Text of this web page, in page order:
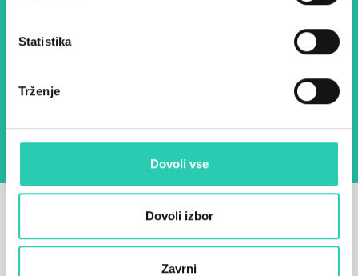
Statistika
Trženje
Dovoli vse
Dovoli izbor
Zavrni
seznanjen z obdelavo osebnih podatkov za